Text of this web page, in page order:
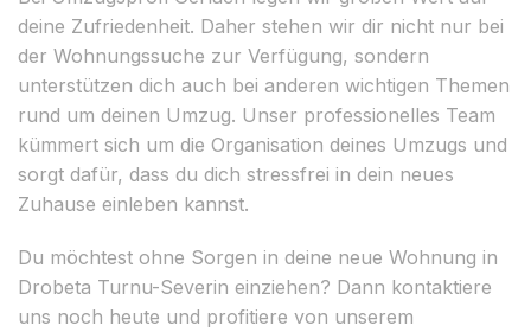
deine Zufriedenheit. Daher stehen wir dir nicht nur bei
der Wohnungssuche zur Verfügung, sondern
unterstützen dich auch bei anderen wichtigen Themen
rund um deinen Umzug. Unser professionelles Team
kümmert sich um die Organisation deines Umzugs und
sorgt dafür, dass du dich stressfrei in dein neues
Zuhause einleben kannst.
Du möchtest ohne Sorgen in deine neue Wohnung in
Drobeta Turnu-Severin einziehen? Dann kontaktiere
uns noch heute und profitiere von unserem